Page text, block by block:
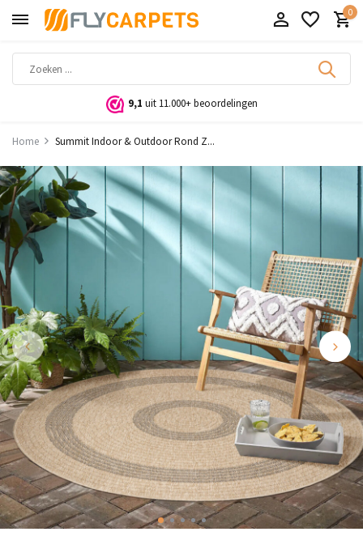
0
9,1 uit 11.000+ beoordelingen
Home Summit Indoor & Outdoor Rond Z...